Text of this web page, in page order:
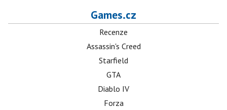
Games.cz
Recenze
Assassin's Creed
Starfield
GTA
Diablo IV
Forza